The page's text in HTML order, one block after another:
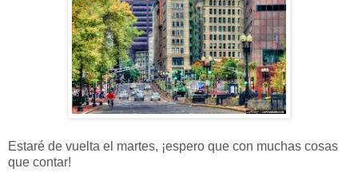
Estaré de vuelta el martes, ¡espero que con muchas cosas
que contar!